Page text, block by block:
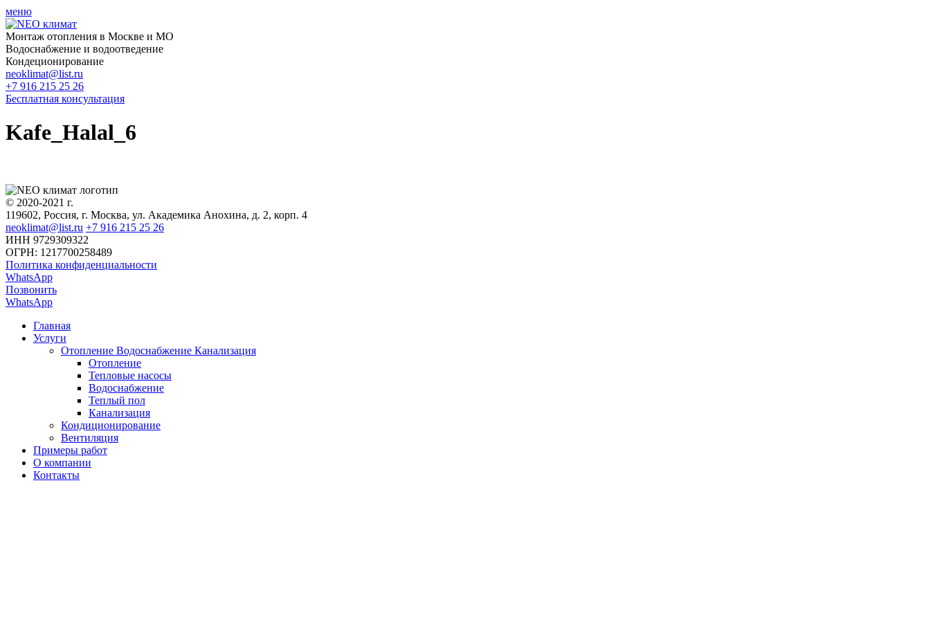
меню
Монтаж отопления в Москве и МО
Водоснабжение и водоотведение
Кондеционирование
neoklimat@list.ru
+7 916 215 25 26
Бесплатная консультация
Kafe_Halal_6
© 2020-2021 г.
119602, Россия, г. Москва, ул. Академика Анохина, д. 2, корп. 4
neoklimat@list.ru +7 916 215 25 26
ИНН 9729309322
ОГРН: 1217700258489
Политика конфиденциальности
WhatsApp
Позвонить
WhatsApp
Главная
Услуги
Отопление Водоснабжение Канализация
Отопление
Тепловые насосы
Водоснабжение
Теплый пол
Канализация
Кондиционирование
Вентиляция
Примеры работ
О компании
Контакты